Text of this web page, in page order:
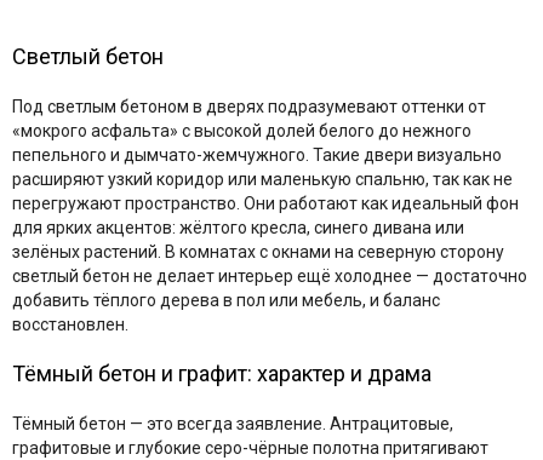
Светлый бетон
Под светлым бетоном в дверях подразумевают оттенки от
«мокрого асфальта» с высокой долей белого до нежного
пепельного и дымчато-жемчужного. Такие двери визуально
расширяют узкий коридор или маленькую спальню, так как не
перегружают пространство. Они работают как идеальный фон
для ярких акцентов: жёлтого кресла, синего дивана или
зелёных растений. В комнатах с окнами на северную сторону
светлый бетон не делает интерьер ещё холоднее — достаточно
добавить тёплого дерева в пол или мебель, и баланс
восстановлен.
Тёмный бетон и графит: характер и драма
Тёмный бетон — это всегда заявление. Антрацитовые,
графитовые и глубокие серо-чёрные полотна притягивают